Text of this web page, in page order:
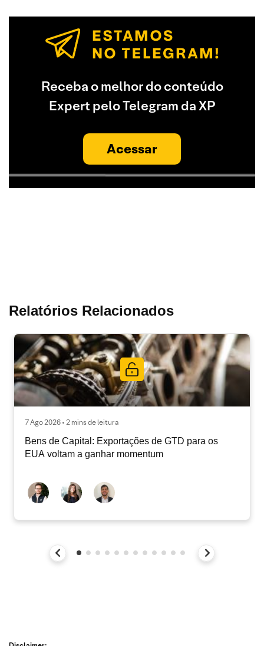
Receba o melhor do conteúdo
Expert pelo Telegram da XP
Acessar
Relatórios Relacionados
7 Ago 2026 • 2 mins de leitura
Bens de Capital: Exportações de GTD para os
EUA voltam a ganhar momentum